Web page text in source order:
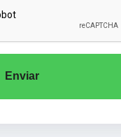
Enviar